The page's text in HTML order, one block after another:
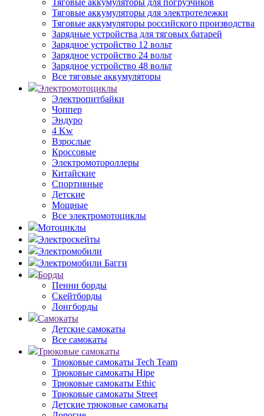
Тяговые аккумуляторы для погрузчиков
Тяговые аккумуляторы для электротележки
Тяговые аккумуляторы российского производства
Зарядные устройства для тяговых батарей
Зарядное устройство 12 вольт
Зарядное устройство 24 вольт
Зарядное устройство 48 вольт
Все тяговые аккумуляторы
Электромотоциклы
Электропитбайки
Чоппер
Эндуро
4 Kw
Взрослые
Кроссовые
Электромотороллеры
Китайские
Спортивные
Детские
Мощные
Все электромотоциклы
Мотоциклы
Электроскейты
Электромобили
Электромобили Багги
Борды
Пенни борды
Скейтборды
Лонгборды
Самокаты
Детские самокаты
Все самокаты
Трюковые самокаты
Трюковые самокаты Tech Team
Трюковые самокаты Hipe
Трюковые самокаты Ethic
Трюковые самокаты Street
Детские трюковые самокаты